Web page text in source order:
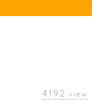
4192 view